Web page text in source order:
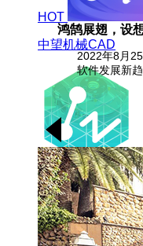
HOT
中望机械CAD
中望仿真
鸿鹄展翅，设
2022年8月
软件发展新